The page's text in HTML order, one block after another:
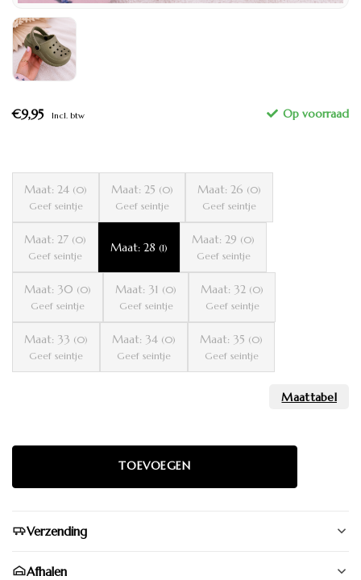
€9,95 Incl. btw
Maat: 24 (0)
Geef seintje
Maat: 25 (0)
Geef seintje
Maat: 26 (0)
Geef seintje
Maat: 27 (0)
Geef seintje
Maat: 28 (1)
Maat: 29 (0)
Geef seintje
Maat: 30 (0)
Geef seintje
Maat: 31 (0)
Geef seintje
Maat: 32 (0)
Geef seintje
Maat: 33 (0)
Geef seintje
Maat: 34 (0)
Geef seintje
Maat: 35 (0)
Geef seintje
Verzending
Afhalen